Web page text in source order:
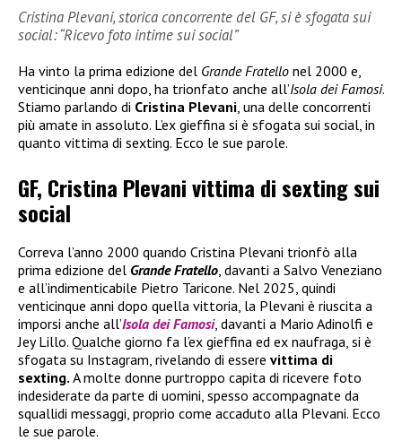
Cristina Plevani, storica concorrente del GF, si è sfogata sui
social: “Ricevo foto intime sui social”
Ha vinto la prima edizione del Grande Fratello nel 2000 e,
venticinque anni dopo, ha trionfato anche all’Isola dei Famosi.
Stiamo parlando di Cristina Plevani , una delle concorrenti
più amate in assoluto. L’ex gieffina si è sfogata sui social, in
quanto vittima di sexting. Ecco le sue parole.
GF, Cristina Plevani vittima di sexting sui
social
Correva l’anno 2000 quando Cristina Plevani trionfò alla
prima edizione del Grande Fratello , davanti a Salvo Veneziano
e all’indimenticabile Pietro Taricone. Nel 2025, quindi
venticinque anni dopo quella vittoria, la Plevani è riuscita a
imporsi anche all’Isola dei Famosi, davanti a Mario Adinolfi e
Jey Lillo. Qualche giorno fa l’ex gieffina ed ex naufraga, si è
sfogata su Instagram, rivelando di essere vittima di
sexting. A molte donne purtroppo capita di ricevere foto
indesiderate da parte di uomini, spesso accompagnate da
squallidi messaggi, proprio come accaduto alla Plevani. Ecco
le sue parole.